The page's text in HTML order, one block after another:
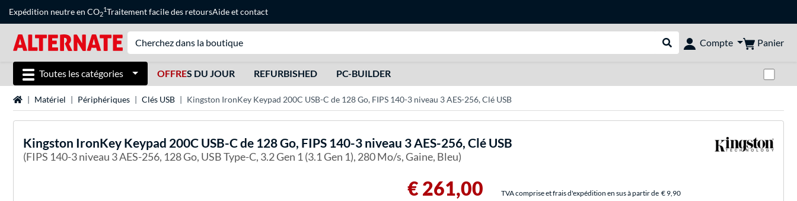
Expédition neutre en CO2
1Traitement facile des retoursAideetcontact
Rechercher dans le shop
Compte Panier
Toutes les catégories OFFRES DU JOUR REFURBISHED PC-BUILDER
Page d'accueil
Matériel Périphériques Clés USB Kingston IronKey Keypad 200C USB-C de 128 Go, FIPS 140-3 niveau 3 AES-256, Clé USB
Kingston IronKey Keypad 200C USB-C de 128 Go, FIPS 140-3 niveau 3 AES-256, Clé USB
(FIPS 140-3 niveau 3 AES-256, 128 Go, USB Type-C, 3.2 Gen 1 (3.1 Gen 1), 280 Mo/s, Gaine, Bleu)
€ 261,00 TVA comprise et frais d'expédition en sus à partir de € 9,90